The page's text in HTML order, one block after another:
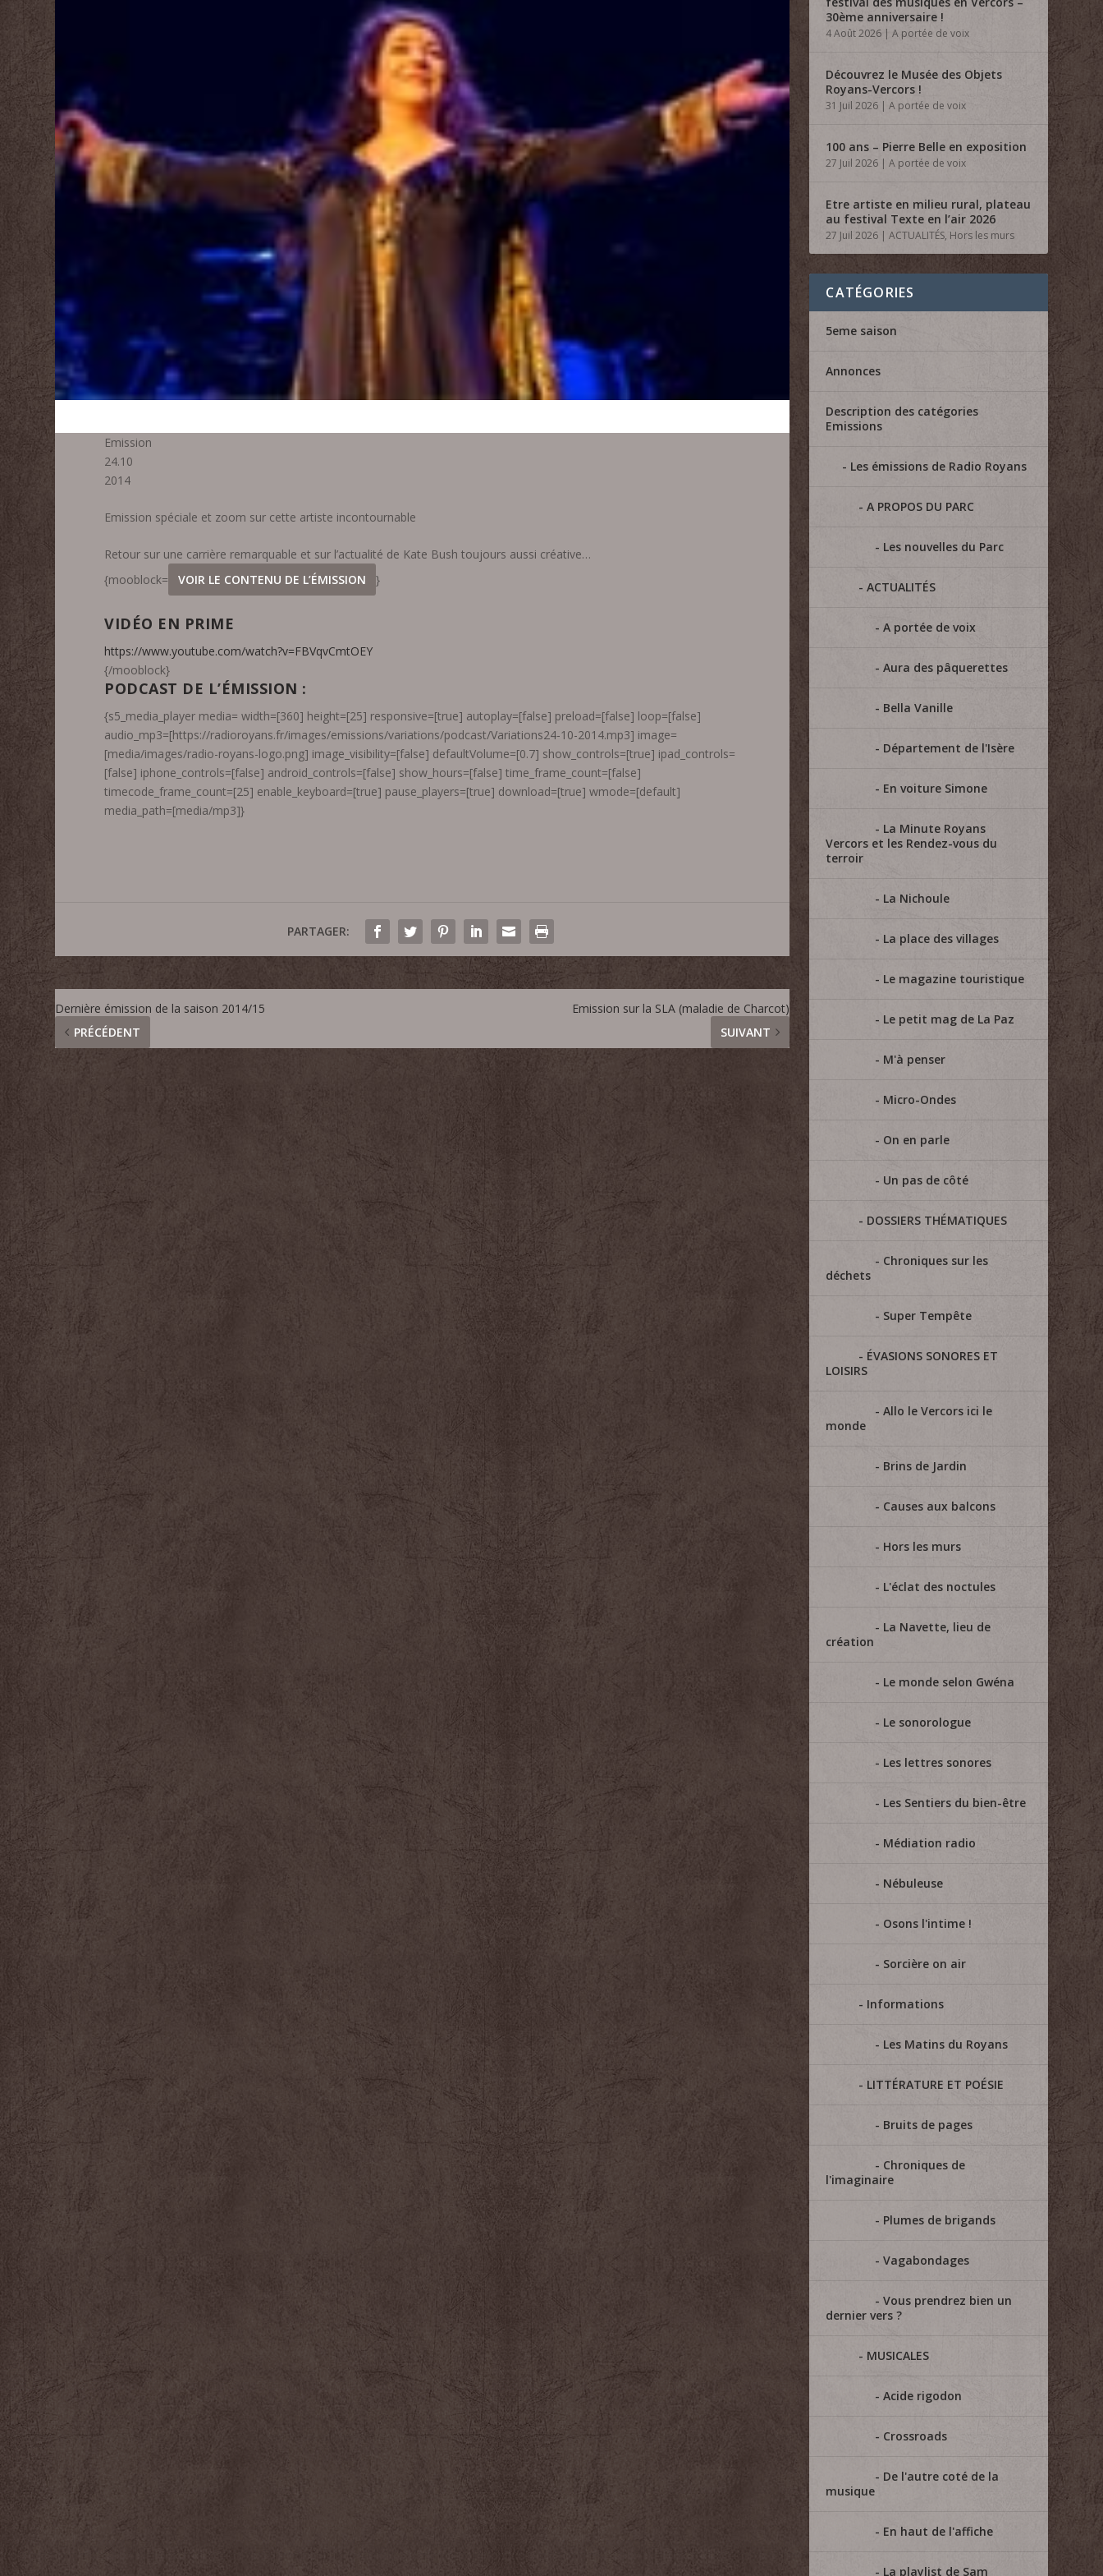
Emission
24.10
2014
Emission spéciale et zoom sur cette artiste incontournable
Retour sur une carrière remarquable et sur l’actualité de Kate Bush toujours aussi créative…
{mooblock=
VOIR LE CONTENU DE L’ÉMISSION }
VIDÉO EN PRIME
https://www.youtube.com/watch?v=FBVqvCmtOEY
{/mooblock}
PODCAST DE L’ÉMISSION :
{s5_media_player media= width=[360] height=[25] responsive=[true] autoplay=[false] preload=[false] loop=[false]
audio_mp3=[https://radioroyans.fr/images/emissions/variations/podcast/Variations24-10-2014.mp3] image=
[media/images/radio-royans-logo.png] image_visibility=[false] defaultVolume=[0.7] show_controls=[true] ipad_controls=
[false] iphone_controls=[false] android_controls=[false] show_hours=[false] time_frame_count=[false]
timecode_frame_count=[25] enable_keyboard=[true] pause_players=[true] download=[true] wmode=[default]
media_path=[media/mp3]}
PARTAGER:
Dernière émission de la saison 2014/15
PRÉCÉDENT
Emission sur la SLA (maladie de Charcot)
SUIVANT
30ème anniversaire !
4 Août 2026 |A portée de voix
Découvrez le Musée des Objets
Royans-Vercors !
31 Juil 2026 |A portée de voix
100 ans – Pierre Belle en exposition
27 Juil 2026 |A portée de voix
Etre artiste en milieu rural, plateau
au festival Texte en l’air 2026
27 Juil 2026 |ACTUALITÉS, Hors les murs
CATÉGORIES
5eme saison
Annonces
Description des catégories
Emissions
Les émissions de Radio Royans
A PROPOS DU PARC
Les nouvelles du Parc
ACTUALITÉS
A portée de voix
Aura des pâquerettes
Bella Vanille
Département de l'Isère
En voiture Simone
La Minute Royans
Vercors et les Rendez-vous du
terroir
La Nichoule
La place des villages
Le magazine touristique
Le petit mag de La Paz
M'à penser
Micro-Ondes
On en parle
Un pas de côté
DOSSIERS THÉMATIQUES
Chroniques sur les
déchets
Super Tempête
ÉVASIONS SONORES ET
LOISIRS
Allo le Vercors ici le
monde
Brins de Jardin
Causes aux balcons
Hors les murs
L'éclat des noctules
La Navette, lieu de
création
Le monde selon Gwéna
Le sonorologue
Les lettres sonores
Les Sentiers du bien-être
Médiation radio
Nébuleuse
Osons l'intime !
Sorcière on air
Informations
Les Matins du Royans
LITTÉRATURE ET POÉSIE
Bruits de pages
Chroniques de
l'imaginaire
Plumes de brigands
Vagabondages
Vous prendrez bien un
dernier vers ?
MUSICALES
Acide rigodon
Crossroads
De l'autre coté de la
musique
En haut de l'affiche
La playlist de Sam